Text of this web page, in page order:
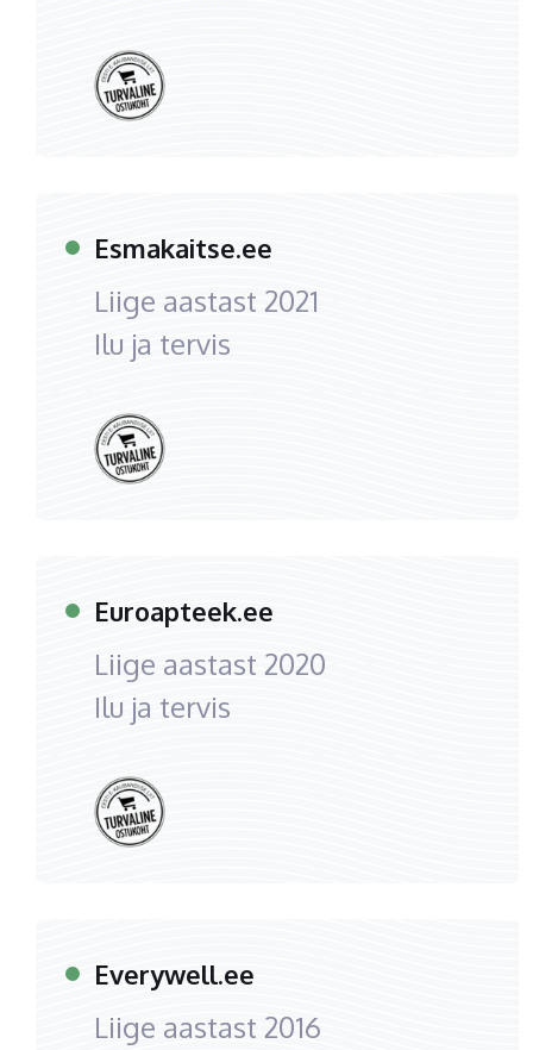
Esmakaitse.ee
Liige aastast 2021
Ilu ja tervis
Euroapteek.ee
Liige aastast 2020
Ilu ja tervis
Everywell.ee
Liige aastast 2016